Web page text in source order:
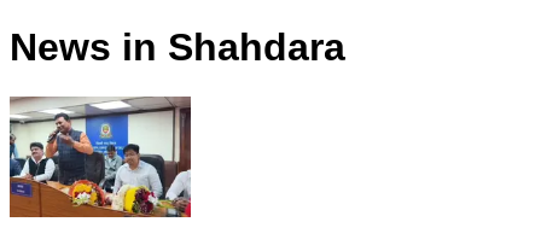
News in Shahdara